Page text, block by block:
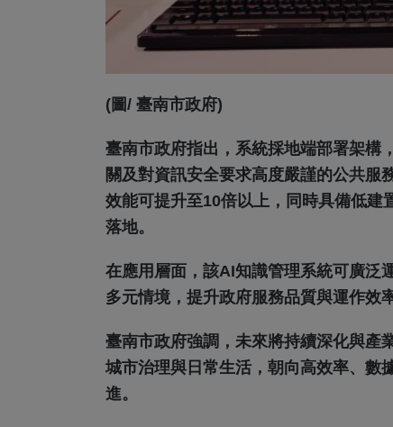
(圖/ 臺南市政府)
臺南市政府指出，系統採地端部署架構
關及對資訊安全要求高度嚴謹的公共服
效能可提升至10倍以上，同時具備低
落地。
在應用層面，該AI知識管理系統可廣泛
多元情境，提升政府服務品質與運作效
臺南市政府強調，未來將持續深化與產
城市治理與日常生活，朝向高效率、數
進。